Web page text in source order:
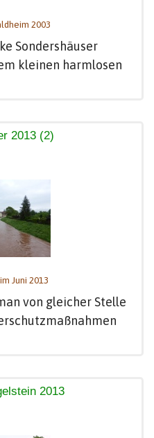
2003
Sondershäuser
kleinen harmlosen
2013 (2)
Juni 2013
von gleicher Stelle
2013